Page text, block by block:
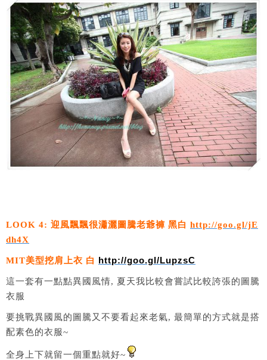
LOOK 4: 迎風飄飄很瀟灑圖騰老爺褲 黑白 http://goo.gl/jE
dh4X
MIT美型挖肩上衣 白 http://goo.gl/LupzsC
這一套有一點點異國風情, 夏天我比較會嘗試比較誇張的圖騰
衣服
要挑戰異國風的圖騰又不要看起來老氣, 最簡單的方式就是搭
配素色的衣服~
全身上下就留一個重點就好~